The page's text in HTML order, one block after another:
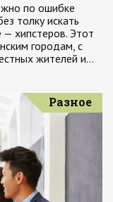
по ошибке
толку искать
хипстеров. Этот
городам, с
жителей и…
Разное